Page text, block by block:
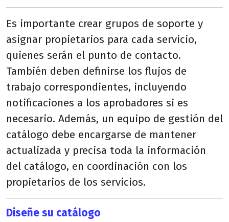
Es importante crear grupos de soporte y
asignar propietarios para cada servicio,
quienes serán el punto de contacto.
También deben definirse los flujos de
trabajo correspondientes, incluyendo
notificaciones a los aprobadores si es
necesario. Además, un equipo de gestión del
catálogo debe encargarse de mantener
actualizada y precisa toda la información
del catálogo, en coordinación con los
propietarios de los servicios.
Diseñe su catálogo